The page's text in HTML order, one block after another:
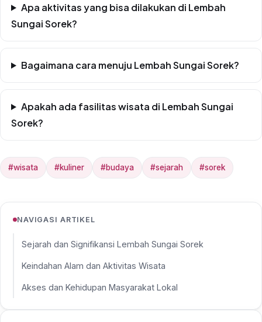
Apa aktivitas yang bisa dilakukan di Lembah
Sungai Sorek?
Bagaimana cara menuju Lembah Sungai Sorek?
Apakah ada fasilitas wisata di Lembah Sungai
Sorek?
#wisata #kuliner #budaya #sejarah #sorek
NAVIGASI ARTIKEL
Sejarah dan Signifikansi Lembah Sungai Sorek
Keindahan Alam dan Aktivitas Wisata
Akses dan Kehidupan Masyarakat Lokal